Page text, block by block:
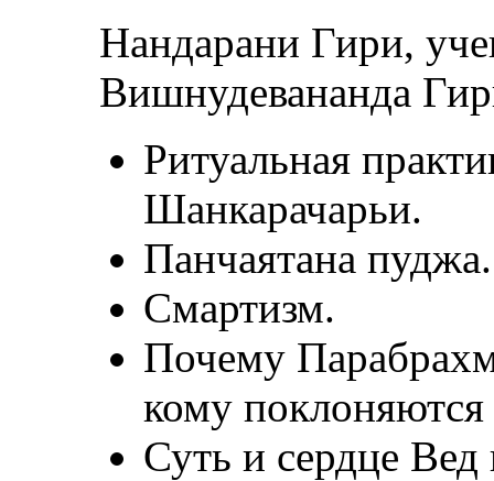
Нандарани Гири,
Вишнудевананда
Ритуальная
Шанкарачарьи.
Панчаятана пуджа.
Смартизм.
Почему
кому поклоняются
Суть и сердце